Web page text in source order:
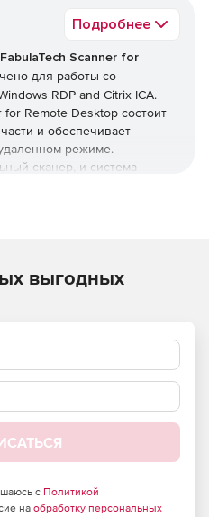
Подробнее
FabulaTech Scanner for
для работы со
RDP and Citrix ICA.
Remote Desktop состоит
и обеспечивает
режиме.
сканер, и система
списке. FabulaTech
работу с
серверами. Программа
с цифровых или web-
Remote Desktop работает
Vista, Windows XP,
2008 R2.
выгодных
с Политикой
на обработку персональных